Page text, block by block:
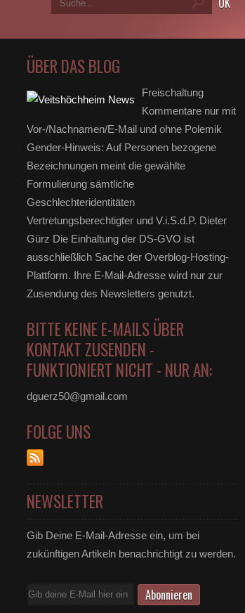
ÜBER DAS BLOG
Freischaltung
Kommentare nur mit
Vor-/Nachnamen/E-Mail und ohne Polemik
Gender-Hinweis: Auf Personen bezogene
Bezeichnungen meint die gewählte
Formulierung sämtliche
Geschlechteridentitäten
Vertretungsberechtigter und V.i.S.d.P. Dieter
Gürz Die Einhaltung der DS-GVO ist
ausschließlich Sache der Overblog-Hosting-
Plattform. Ihre E-Mail-Adresse wird nur zur
Zusendung des Newsletters genutzt.
BITTE KEINE E-MAILS ÜBER
KONTAKT ZUSENDEN -
FUNKTIONIERT NICHT - NUR AN:
dguerz50@gmail.com
FOLGE UNS
NEWSLETTER
Gib Deine E-Mail-Adresse ein, um bei
zukünftigen Artikeln benachrichtigt zu werden.
E-